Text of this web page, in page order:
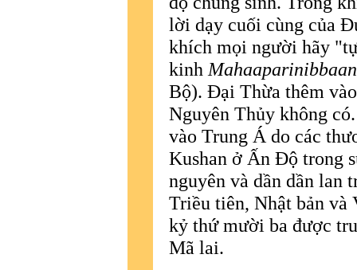
lời dạy cuối cùng của
khích mọi người hãy
kinh
Bộ). Ðại Thừa thêm
Nguyên Thủy không
vào Trung Á do các
Kushan ở Ấn Ðộ trong
nguyên và dần dần lan
Triều tiên, Nhật bản và
kỷ thứ mười ba được
Mã lai.